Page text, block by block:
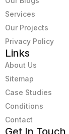
Services
Our Projects
Privacy Policy
Links
About Us
Sitemap
Case Studies
Conditions
Contact
Get In Touch